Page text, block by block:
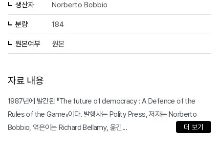
생산자 Norberto Bobbio
분량 184
원본여부 원본
자료 내용
1987년에 발간된 『The future of democracy : A Defence of the
Rules of the Game』이다. 발행사는 Polity Press, 저자는 Norberto
Bobbio, 엮은이는 Richard Bellamy, 옮긴...
더 보기